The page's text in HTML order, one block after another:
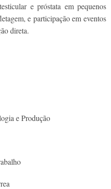
e próstata em pequenos
e participação em eventos
direta.
e Produção